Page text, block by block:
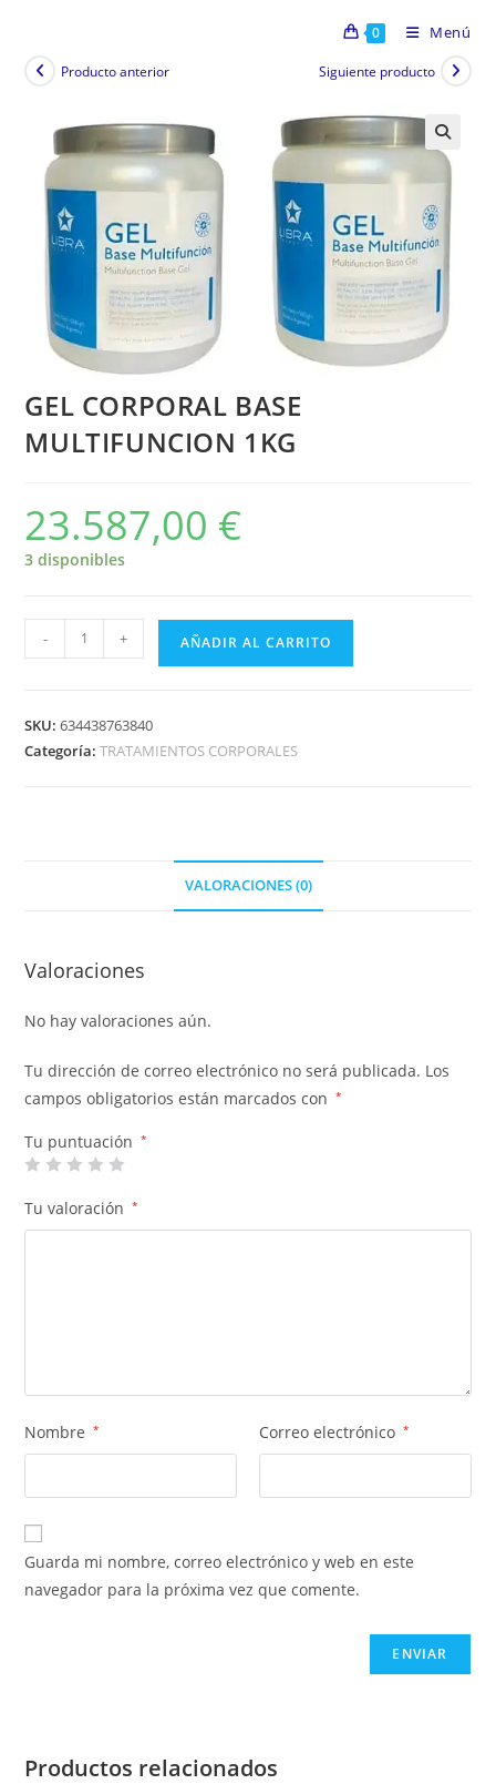
0 Menú
Producto anterior Siguiente producto
GEL CORPORAL BASE
MULTIFUNCION 1KG
23.587,00 €
3 disponibles
- + AÑADIR AL CARRITO
SKU:634438763840
Categoría:TRATAMIENTOS CORPORALES
VALORACIONES (0)
Valoraciones
No hay valoraciones aún.
Tu dirección de correo electrónico no será publicada. Los
campos obligatorios están marcados con
*
Tu puntuación *
Tu valoración *
Nombre * Correo electrónico *
Guarda mi nombre, correo electrónico y web en este
navegador para la próxima vez que comente.
Productos relacionados